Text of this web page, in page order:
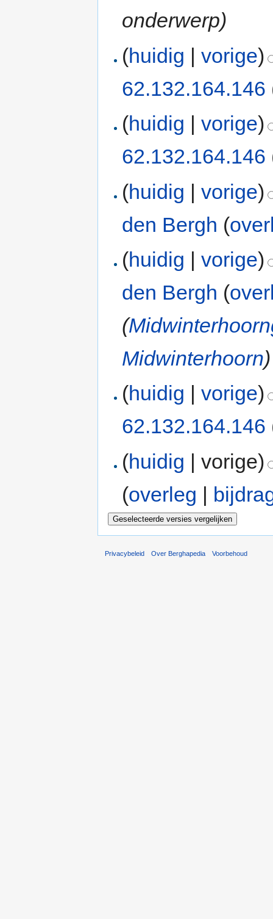
onderwerp)
(huidig |vorige)
62.132.164.146
(huidig |vorige)
62.132.164.146
(huidig |vorige)
den Bergh (
(huidig |vorige)
den Bergh (
(
Midwinterhoorn)
(huidig |vorige)
62.132.164.146
(huidig | vorige)
(overleg |
Privacybeleid Over Berghapedia Voorbehoud